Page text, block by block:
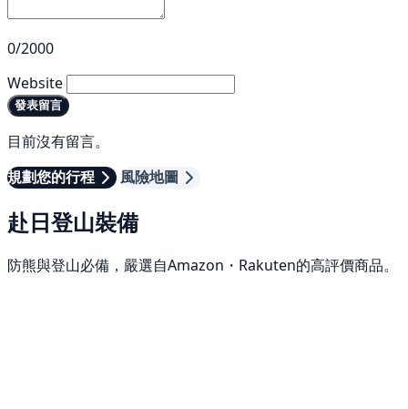
0/2000
Website
發表留言
目前沒有留言。
規劃您的行程
風險地圖
赴日登山裝備
防熊與登山必備，嚴選自Amazon・Rakuten的高評價商品。